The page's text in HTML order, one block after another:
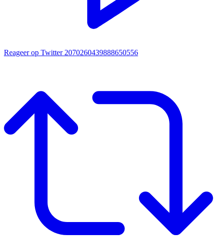
Reageer op Twitter 2070260439888650556